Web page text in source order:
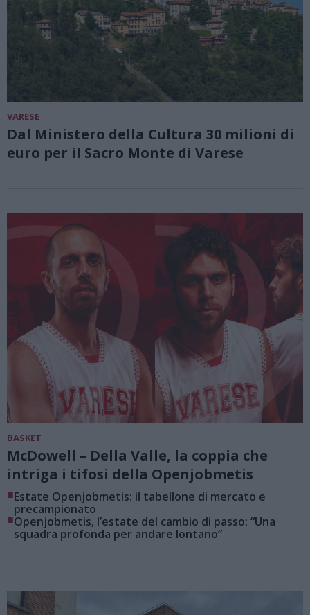
VARESE
Dal Ministero della Cultura 30 milioni di
euro per il Sacro Monte di Varese
BASKET
McDowell – Della Valle, la coppia che
intriga i tifosi della Openjobmetis
■Estate Openjobmetis: il tabellone di mercato e
precampionato
■Openjobmetis, l’estate del cambio di passo: “Una
squadra profonda per andare lontano”